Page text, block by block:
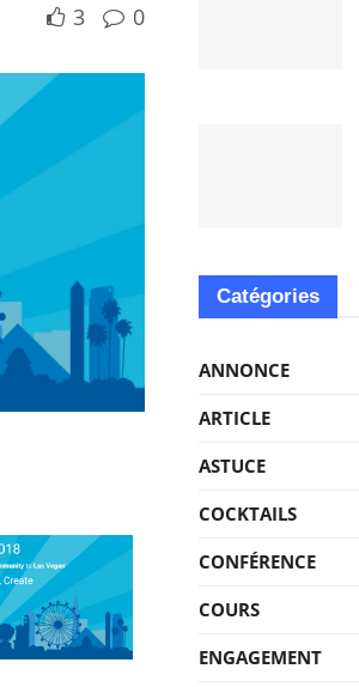
3 0
Catégories
ANNONCE
ARTICLE
ASTUCE
COCKTAILS
CONFÉRENCE
COURS
ENGAGEMENT